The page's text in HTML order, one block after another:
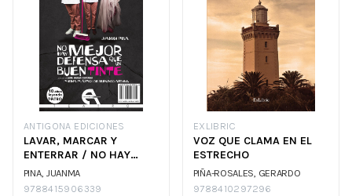
ANTIGONA EDICIONES
LAVAR, MARCAR Y
ENTERRAR / NO HAY
MEJOR DEFENSA QUE UN
BUEN
PINA, JUANMA
9788415906339
EXLIBRIC
VOZ QUE CLAMA EN EL
ESTRECHO
PIÑA-ROSALES, GERARDO
9788410297296